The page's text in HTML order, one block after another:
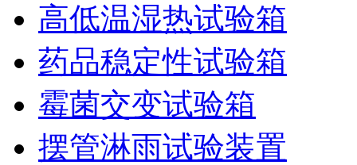
高低温湿热试验箱
药品稳定性试验箱
霉菌交变试验箱
摆管淋雨试验装置